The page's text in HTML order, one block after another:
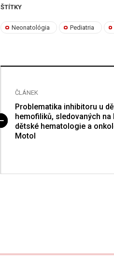
ŠTÍTKY
Neonatológia Pediatria
ČLÁNEK
Problematika inhibitoru u
hemofiliků, sledovaných na
dětské hematologie a
Motol